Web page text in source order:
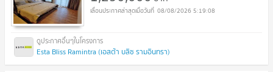
08/08/2026 5:19:08
Esta Bliss Ramintra (เอสต้า บลิซ รามอินทรา)